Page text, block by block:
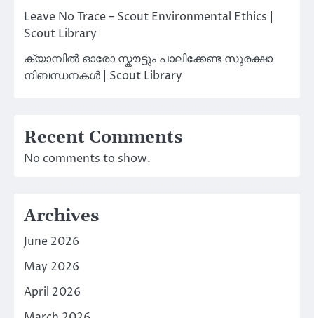
Leave No Trace – Scout Environmental Ethics |
Scout Library
ക്യാമ്പിൽ ഓരോ സ്കൗട്ടും പാലിക്കേണ്ട സുരക്ഷാ
നിബന്ധനകൾ | Scout Library
Recent Comments
No comments to show.
Archives
June 2026
May 2026
April 2026